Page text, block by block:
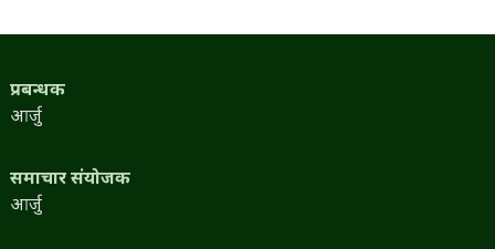
प्रबन्धक
आर्जु
समाचार संयोजक
आर्जु